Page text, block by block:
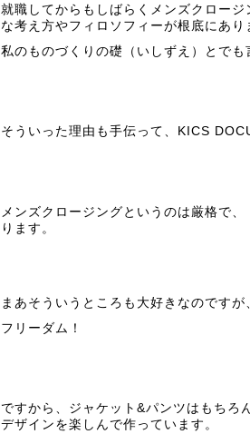
就職してからもしばらくメンズクロージ
な考え方やフィ ロソフィーが根底にあり
私のものづくりの礎（いしずえ）とでも
そういった理由も手伝って、KICS
メンズクロージングというのは厳格で
ります。
まあそういうところも大好きなのですが
フリーダム！
ですから、ジャケット&パンツはもちろ
デザインを楽しんで作っています。